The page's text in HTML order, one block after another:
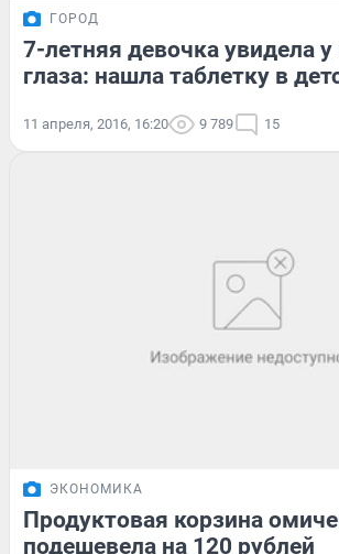
ГОРОД
7-летняя девочка увидела
глаза: нашла таблетку в
11 апреля, 2016, 16:20 9 789 15
ЭКОНОМИКА
Продуктовая корзина
подешевела на 120 рублей